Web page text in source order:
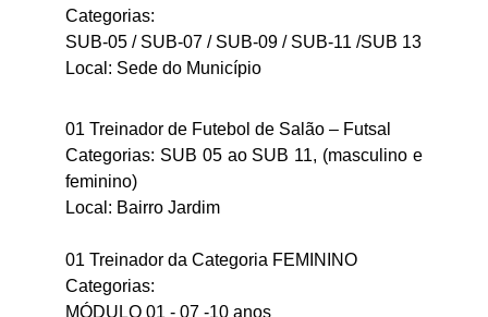
Categorias:
SUB-05 / SUB-07 / SUB-09 / SUB-11 /SUB 13
Local: Sede do Município
01 Treinador de Futebol de Salão – Futsal
Categorias: SUB 05 ao SUB 11, (masculino e
feminino)
Local: Bairro Jardim
01 Treinador da Categoria FEMININO
Categorias:
MÓDULO 01 - 07 -10 anos